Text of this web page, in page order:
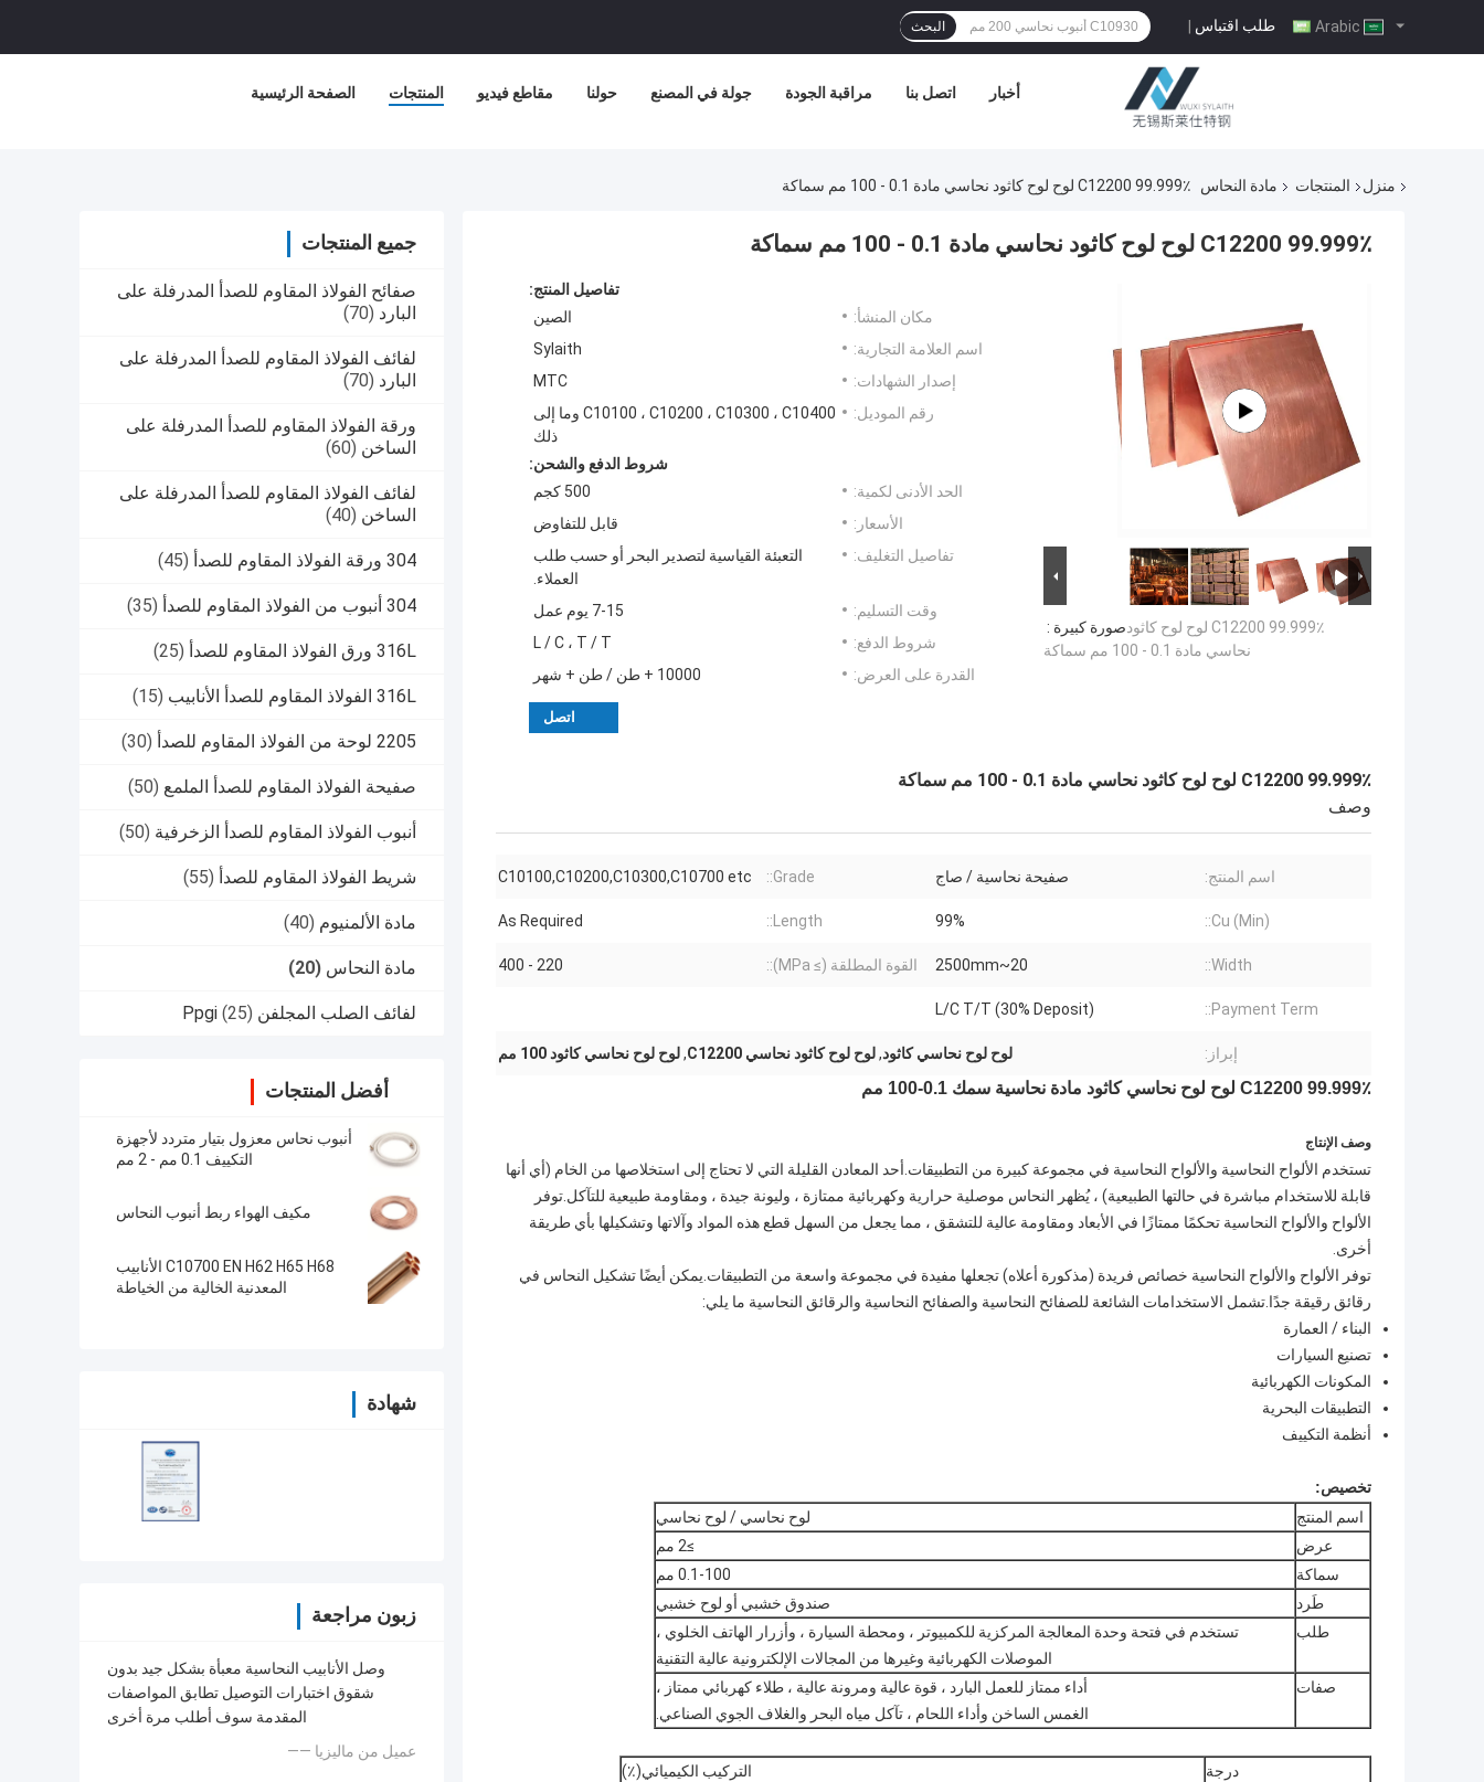
طلب اقتباس | البحث
الصفحة الرئيسية المنتجات مقاطع فيديو حولنا جولة في المصنع مراقبة الجودة اتصل بنا أخبار
منزل المنتجات مادة النحاس C12200 99.999٪ لوح لوح كاثود نحاسي مادة 0.1 - 100 مم سماكة
جميع المنتجات
صفائح الفولاذ المقاوم للصدأ المدرفلة على
البارد (70)
لفائف الفولاذ المقاوم للصدأ المدرفلة على
البارد (70)
ورقة الفولاذ المقاوم للصدأ المدرفلة على
الساخن (60)
لفائف الفولاذ المقاوم للصدأ المدرفلة على
الساخن (40)
304 ورقة الفولاذ المقاوم للصدأ (45)
304 أنبوب من الفولاذ المقاوم للصدأ (35)
316L ورق الفولاذ المقاوم للصدأ (25)
316L الفولاذ المقاوم للصدأ الأنابيب (15)
2205 لوحة من الفولاذ المقاوم للصدأ (30)
صفيحة الفولاذ المقاوم للصدأ الملمع (50)
أنبوب الفولاذ المقاوم للصدأ الزخرفية (50)
شريط الفولاذ المقاوم للصدأ (55)
مادة الألمنيوم (40)
مادة النحاس (20)
لفائف الصلب المجلفن Ppgi (25)
أفضل المنتجات
أنبوب نحاس معزول بتيار متردد لأجهزة
التكييف 0.1 مم - 2 مم
مكيف الهواء ربط أنبوب النحاس
C10700 EN H62 H65 H68 الأنابيب
المعدنية الخالية من الخياطة
شهادة
زبون مراجعة
وصل الأنابيب النحاسية معبأة بشكل جيد بدون
شقوق اختبارات التوصيل تطابق المواصفات
المقدمة سوف أطلب مرة أخرى
—— عميل من ماليزيا
C12200 99.999٪ لوح لوح كاثود نحاسي مادة 0.1 - 100 مم سماكة
صورة كبيرة :C12200 99.999٪ لوح لوح كاثود
نحاسي مادة 0.1 - 100 مم سماكة
تفاصيل المنتج:
مكان المنشأ:
الصين
اسم العلامة التجارية:
Sylaith
إصدار الشهادات:
MTC
رقم الموديل:
C10100 ، C10200 ، C10300 ، C10400 وما إلى
ذلك
شروط الدفع والشحن:
الحد الأدنى لكمية:
500 كجم
الأسعار:
قابل للتفاوض
تفاصيل التغليف:
التعبئة القياسية لتصدير البحر أو حسب طلب
العملاء.
وقت التسليم:
7-15 يوم عمل
شروط الدفع:
L / C ، T / T
القدرة على العرض:
10000 + طن / طن + شهر
اتصل
C12200 99.999٪ لوح لوح كاثود نحاسي مادة 0.1 - 100 مم سماكة
وصف
اسم المنتج: صفيحة نحاسية / صاج Grade::
C10100,C10200,C10300,C10700 etc
Cu (Min)::
99%
Length::
As Required
Width::
20~2500mm القوة المطلقة (≥ MPa):: 220 - 400
Payment Term::
L/C T/T (30% Deposit)
إبراز: لوح لوح نحاسي كاثود,لوح لوح كاثود نحاسي C12200 ,لوح لوح نحاسي كاثود 100 مم
C12200 99.999٪ لوح لوح نحاسي كاثود مادة نحاسية سمك 0.1-100 مم
وصف الإنتاج
تستخدم الألواح النحاسية والألواح النحاسية في مجموعة كبيرة من التطبيقات.أحد المعادن القليلة التي لا تحتاج إلى استخلاصها من الخام (أي أنها
قابلة للاستخدام مباشرة في حالتها الطبيعية) ، يُظهر النحاس موصلية حرارية وكهربائية ممتازة ، وليونة جيدة ، ومقاومة طبيعية للتآكل.توفر
الألواح والألواح النحاسية تحكمًا ممتازًا في الأبعاد ومقاومة عالية للتشقق ، مما يجعل من السهل قطع هذه المواد وآلاتها وتشكيلها بأي طريقة
أخرى.
توفر الألواح والألواح النحاسية خصائص فريدة (مذكورة أعلاه) تجعلها مفيدة في مجموعة واسعة من التطبيقات.يمكن أيضًا تشكيل النحاس في
رقائق رقيقة جدًا.تشمل الاستخدامات الشائعة للصفائح النحاسية والصفائح النحاسية والرقائق النحاسية ما يلي:
البناء / العمارة
تصنيع السيارات
المكونات الكهربائية
التطبيقات البحرية
أنظمة التكييف
تخصيص:
اسم المنتج
لوح نحاسي / لوح نحاسي
عرض
≥2 مم
سماكة
0.1-100 مم
طَرد
صندوق خشبي أو لوح خشبي
طلب
تستخدم في فتحة وحدة المعالجة المركزية للكمبيوتر ، ومحطة السيارة ، وأزرار الهاتف الخلوي ،
الموصلات الكهربائية وغيرها من المجالات الإلكترونية عالية التقنية
صفات
أداء ممتاز للعمل البارد ، قوة عالية ومرونة عالية ، طلاء كهربائي ممتاز ،
الغمس الساخن وأداء اللحام ، تآكل مياه البحر والغلاف الجوي الصناعي.
درجة
التركيب الكيميائي(٪)